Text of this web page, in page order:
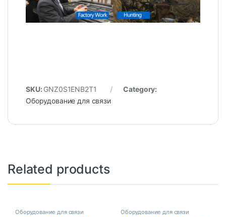
SKU: GNZ0S1ENB2T1
Category:
Оборудование для связи
Related products
Оборудование для связи Оборудование для связи